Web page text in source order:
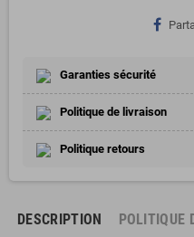
Garanties sécurité
Politique de livraison
Politique retours
DESCRIPTION POLITIQUE